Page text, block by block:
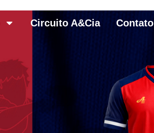
Circuito A&Cia Contato